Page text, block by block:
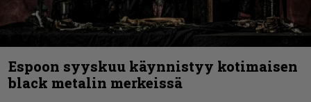
Espoon syyskuu käynnistyy kotimaisen
black metalin merkeissä